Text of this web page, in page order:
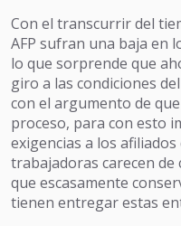
Con el transcurrir del
AFP sufran una baja en
lo que sorprende que
giro a las condiciones
con el argumento de
proceso, para con esto
exigencias a los
trabajadoras carecen
que escasamente
tienen entregar estas